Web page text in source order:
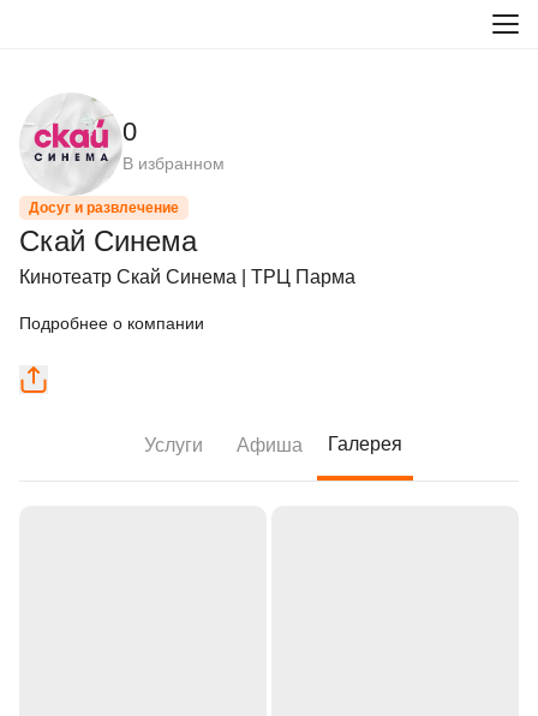
0
В избранном
Досуг и развлечение
Скай Синема
Кинотеатр Скай Синема | ТРЦ Парма
Подробнее о компании
Услуги Афиша Галерея